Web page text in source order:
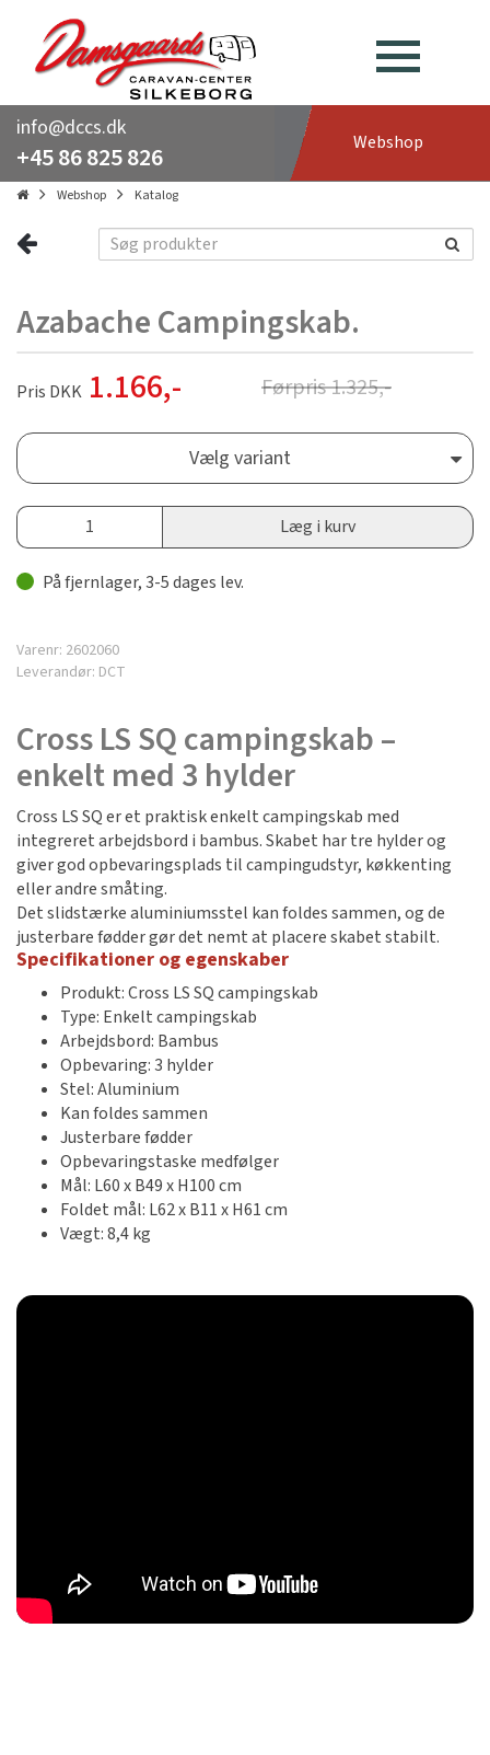
info@dccs.dk
+45 86 825 826 Webshop
Webshop Katalog
Azabache Campingskab.
Pris DKK 1.166,- Førpris1.325,-
Vælg variant
Læg i kurv
På fjernlager, 3-5 dages lev.
Varenr: 2602060
Leverandør: DCT
Cross LS SQ campingskab –
enkelt med 3 hylder
Cross LS SQ er et praktisk enkelt campingskab med
integreret arbejdsbord i bambus. Skabet har tre hylder og
giver god opbevaringsplads til campingudstyr, køkkenting
eller andre småting.
Det slidstærke aluminiumsstel kan foldes sammen, og de
justerbare fødder gør det nemt at placere skabet stabilt.
Specifikationer og egenskaber
Produkt: Cross LS SQ campingskab
Type: Enkelt campingskab
Arbejdsbord: Bambus
Opbevaring: 3 hylder
Stel: Aluminium
Kan foldes sammen
Justerbare fødder
Opbevaringstaske medfølger
Mål: L60 x B49 x H100 cm
Foldet mål: L62 x B11 x H61 cm
Vægt: 8,4 kg